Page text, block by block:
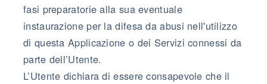
fasi preparatorie alla sua eventuale
instaurazione per la difesa da abusi nell'utilizzo
di questa Applicazione o dei Servizi connessi da
parte dell’Utente.
L’Utente dichiara di essere consapevole che il